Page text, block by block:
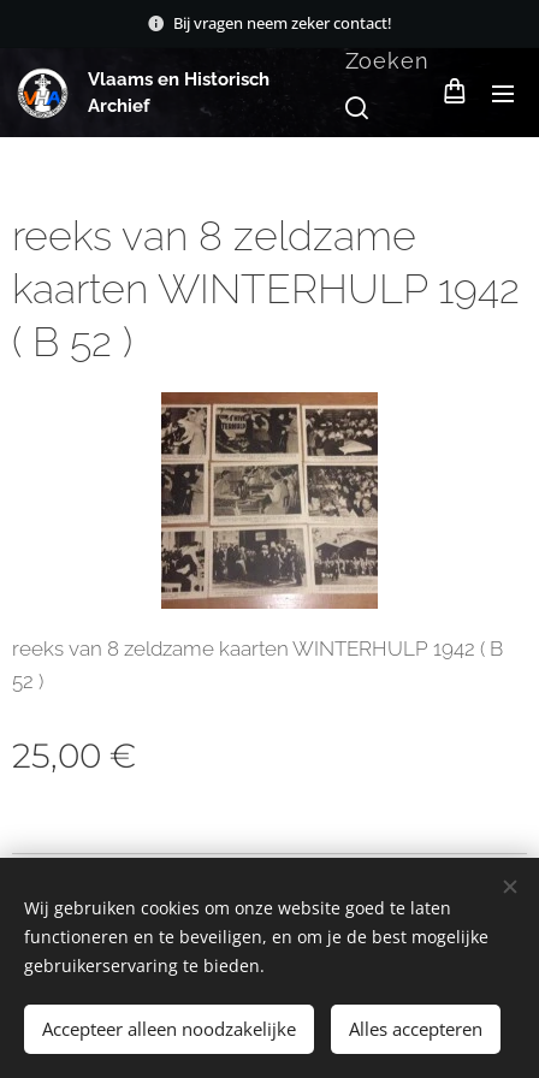
Bij vragen neem zeker contact!
Vlaams en Historisch
Archief
Zoeken
reeks van 8 zeldzame
kaarten WINTERHULP 1942
( B 52 )
reeks van 8 zeldzame kaarten WINTERHULP 1942 ( B
52 )
25,00 €
Toevoegen aan de winkelwagen
Cookies
Wij gebruiken cookies om onze website goed te laten
functioneren en te beveiligen, en om je de best mogelijke
gebruikerservaring te bieden.
Accepteer alleen noodzakelijke Alles accepteren